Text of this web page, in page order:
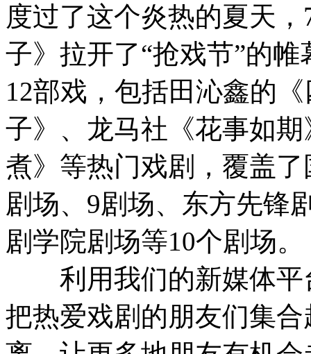
度过了这个炎热的夏天
子》拉开了“抢戏节”的
12部戏，包括田沁鑫的
子》、龙马社《花事如
煮》等热门戏剧，覆盖
剧场、9剧场、东方先锋
剧学院剧场等10个剧场。
利用我们的新媒体平
把热爱戏剧的朋友们集